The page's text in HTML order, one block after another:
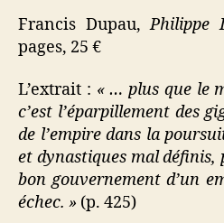
Francis Dupau,Philippe
pages, 25 €
L’extrait : « … plus que le
c’est l’éparpillement des
de l’empire dans la
et dynastiques mal définis,
bon gouvernement d’un
échec. » (p. 425)